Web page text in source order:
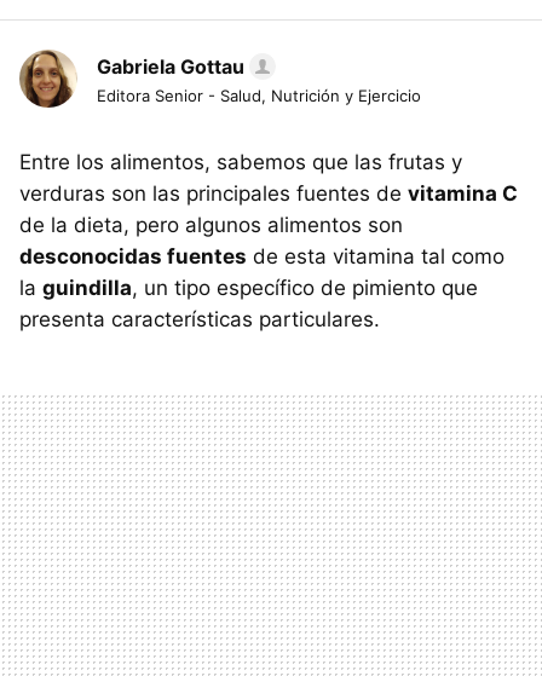
Gabriela Gottau
Editora Senior - Salud, Nutrición y Ejercicio
Entre los alimentos, sabemos que las frutas y
verduras son las principales fuentes de vitamina C
de la dieta, pero algunos alimentos son
desconocidas fuentes de esta vitamina tal como
la guindilla, un tipo específico de pimiento que
presenta características particulares.